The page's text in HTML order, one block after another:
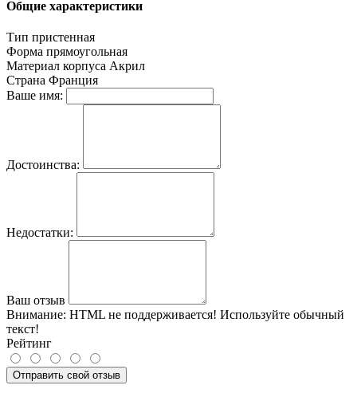
Общие характеристики
Тип пристенная
Форма прямоугольная
Материал корпуса Акрил
Страна Франция
Ваше имя:
Достоинства:
Недостатки:
Ваш отзыв
Внимание: HTML не поддерживается! Используйте обычный
текст!
Рейтинг
Отправить свой отзыв